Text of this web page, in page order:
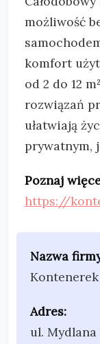
możliwość
komfort
od 2 do 12
rozwiązań
ułatwiają
prywatnym,
Poznaj
https://
Nazwa
Adres:
ul. Mydlana